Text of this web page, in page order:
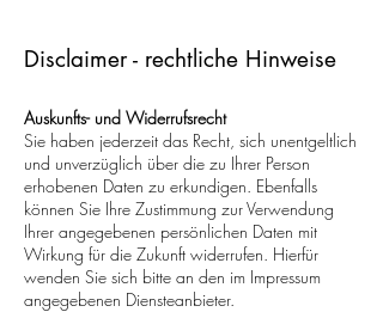
Disclaimer - rechtliche Hinweise
Auskunfts- und Widerrufsrecht
Sie haben jederzeit das Recht, sich unentgeltlich
und unverzüglich über die zu Ihrer Person
erhobenen Daten zu erkundigen. Ebenfalls
können Sie Ihre Zustimmung zur Verwendung
Ihrer angegebenen persönlichen Daten mit
Wirkung für die Zukunft widerrufen. Hierfür
wenden Sie sich bitte an den im Impressum
angegebenen Diensteanbieter.